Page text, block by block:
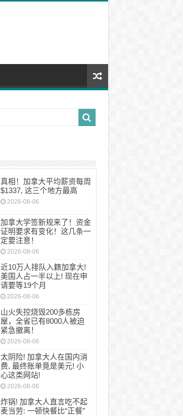
真相！加拿大平均薪资每周
$1337, 这三个地方最高
2026-08-06
加拿大学签新规来了！资金
证明要求有变化！这几条一
定要注意！
2026-08-06
近10万人排队入籍加拿大!
美国人占一半以上! 现在申
请要等19个月
2026-08-06
山火失控烧毁200多栋房
屋，全省已有8000人被迫
紧急撤离！
2026-08-06
太阴险! 加拿大人在国内消
费, 最终账单竟是美元! 小
心这类网站!
2026-08-06
炸锅! 加拿大人直言吃不起
麦当劳: 一顿快餐比“正餐”